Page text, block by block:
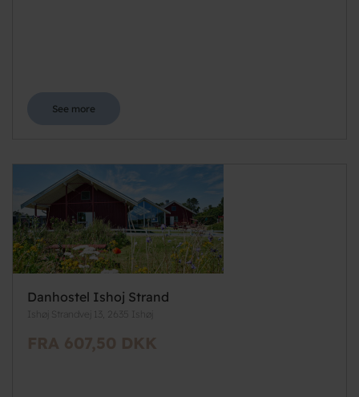
See more
Danhostel Ishoj Strand
Ishøj Strandvej 13, 2635 Ishøj
FRA 607,50 DKK